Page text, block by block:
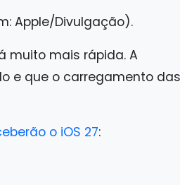
Apple/Divulgação).
muito mais rápida. A
e que o carregamento das
o iOS 27: